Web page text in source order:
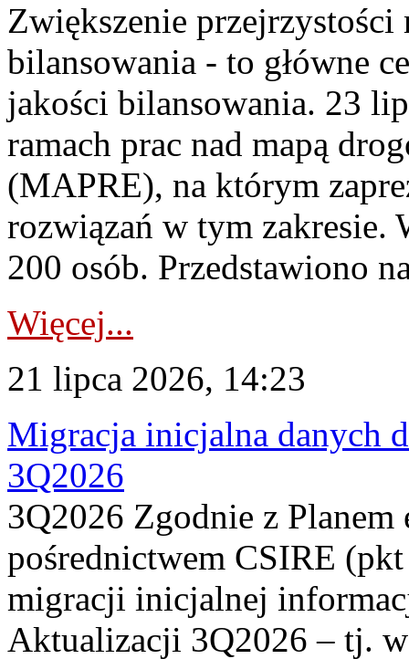
Zwiększenie
bilansowania - to główne
jakości bilansowania. 23
ramach prac nad mapą
(MAPRE), na którym
rozwiązań w tym zakresie.
200 osób. Przedstawiono
Więcej...
21 lipca 2026, 14:23
Migracja inicjalna danych
3Q2026
3Q2026 Zgodnie z
pośrednictwem CSIRE
migracji inicjalnej
Aktualizacji 3Q2026 – tj.